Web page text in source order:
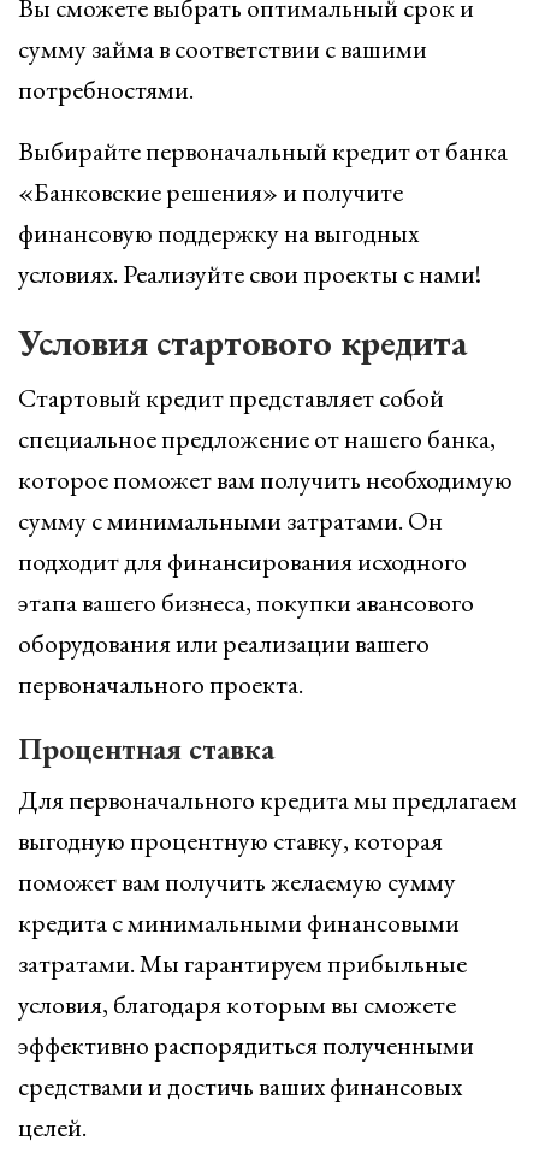
Вы сможете выбрать оптимальный срок и
сумму займа в соответствии с вашими
потребностями.
Выбирайте первоначальный кредит от банка
«Банковские решения» и получите
финансовую поддержку на выгодных
условиях. Реализуйте свои проекты с нами!
Условия стартового кредита
Стартовый кредит представляет собой
специальное предложение от нашего банка,
которое поможет вам получить необходимую
сумму с минимальными затратами. Он
подходит для финансирования исходного
этапа вашего бизнеса, покупки авансового
оборудования или реализации вашего
первоначального проекта.
Процентная ставка
Для первоначального кредита мы предлагаем
выгодную процентную ставку, которая
поможет вам получить желаемую сумму
кредита с минимальными финансовыми
затратами. Мы гарантируем прибыльные
условия, благодаря которым вы сможете
эффективно распорядиться полученными
средствами и достичь ваших финансовых
целей.